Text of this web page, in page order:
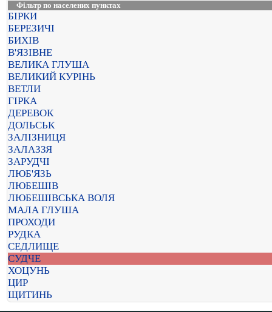
Фільтр по населених пунктах
БІРКИ
БЕРЕЗИЧІ
БИХІВ
В'ЯЗІВНЕ
ВЕЛИКА ГЛУША
ВЕЛИКИЙ КУРІНЬ
ВЕТЛИ
ГІРКА
ДЕРЕВОК
ДОЛЬСЬК
ЗАЛІЗНИЦЯ
ЗАЛАЗЗЯ
ЗАРУДЧІ
ЛЮБ'ЯЗЬ
ЛЮБЕШІВ
ЛЮБЕШІВСЬКА ВОЛЯ
МАЛА ГЛУША
ПРОХОДИ
РУДКА
СЕДЛИЩЕ
СУДЧЕ
ХОЦУНЬ
ЦИР
ЩИТИНЬ